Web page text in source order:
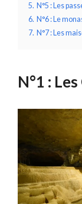
5. N°5 : Les
6. N°6 : Le
7. N°7 : Les
N°1 :